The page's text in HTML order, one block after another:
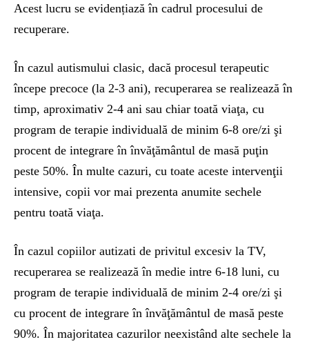
Acest lucru se evidențiază în cadrul procesului de
recuperare.
În cazul autismului clasic, dacă procesul terapeutic
începe precoce (la 2-3 ani), recuperarea se realizează în
timp, aproximativ 2-4 ani sau chiar toată viaţa, cu
program de terapie individuală de minim 6-8 ore/zi şi
procent de integrare în învăţământul de masă puţin
peste 50%. În multe cazuri, cu toate aceste intervenţii
intensive, copii vor mai prezenta anumite sechele
pentru toată viaţa.
În cazul copiilor autizati de privitul excesiv la TV,
recuperarea se realizează în medie intre 6-18 luni, cu
program de terapie individuală de minim 2-4 ore/zi şi
cu procent de integrare în învăţământul de masă peste
90%. În majoritatea cazurilor neexistând alte sechele la